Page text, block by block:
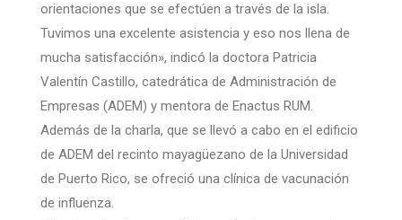
orientaciones que se efectúen a través de la isla.
Tuvimos una excelente asistencia y eso nos llena de
mucha satisfacción», indicó la doctora Patricia
Valentín Castillo, catedrática de Administración de
Empresas (ADEM) y mentora de Enactus RUM.
Además de la charla, que se llevó a cabo en el edificio
de ADEM del recinto mayagüezano de la Universidad
de Puerto Rico, se ofreció una clínica de vacunación
de influenza.